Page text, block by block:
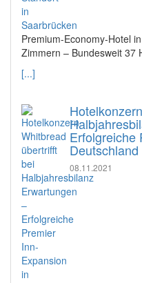
Premium-Economy-Hotel
Zimmern – Bundesweit 37
[...]
Erfolgreiche
Deutschland
08.11.2021